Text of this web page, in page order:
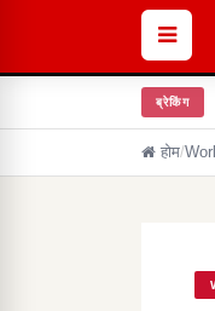
ब्रेकिंग
होम/